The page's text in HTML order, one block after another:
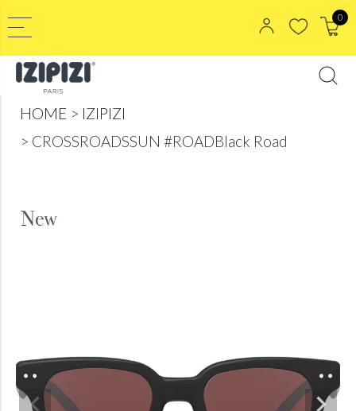
0
HOME
IZIPIZI
CROSSROADSSUN #ROADBlack Road